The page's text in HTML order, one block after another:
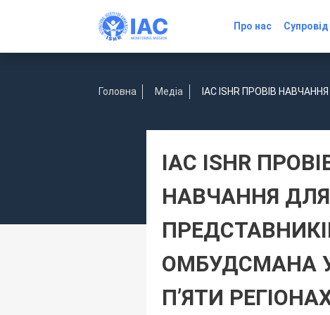
Про нас Супровід
Головна Медіа IAC ISHR ПРОВІВ
IAC ISHR
НАВЧАННЯ ДЛЯ
ОМБУДСМАНА
П’ЯТИ